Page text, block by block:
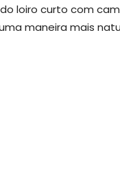
loiro curto com
maneira mais